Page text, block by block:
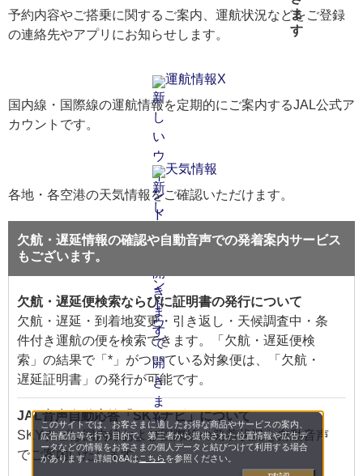
予約内容やご搭乗に関するご案内、運航状況などをご登録
の連絡先やアプリにお知らせします。
運航情報X
国内線・国際線の運航情報を定期的にご案内するJAL公式ア
カウントです。
天気情報
各地・各空港の天気情報をご確認いただけます。
欠航・遅延情報の確認や自動音声での発着案内サービス
もございます。
欠航・遅延便検索ならびに証明書の発行について
欠航・遅延・到着地変更・引き返し・天候調査中・条
件付き運航の便を検索できます。「欠航・遅延便検
索」の結果で「*」がついている対象便は、「欠航・
遅延証明書」の発行が可能です。
JAL音声自動応答「SKYナビ」について
SKYナビは国内線および国際線の発着状況を自動音声
でご案内いたします。
このサイトでは、お客さまに適したお得な商品やサービスの案内、
広告配信等を行う目的で、第三者から提供された位置情報や広告デ
ータなどの情報をお客さまの個人データと結びつけて利用する場合
があります。詳細Q&Aはこちらを参照ください。